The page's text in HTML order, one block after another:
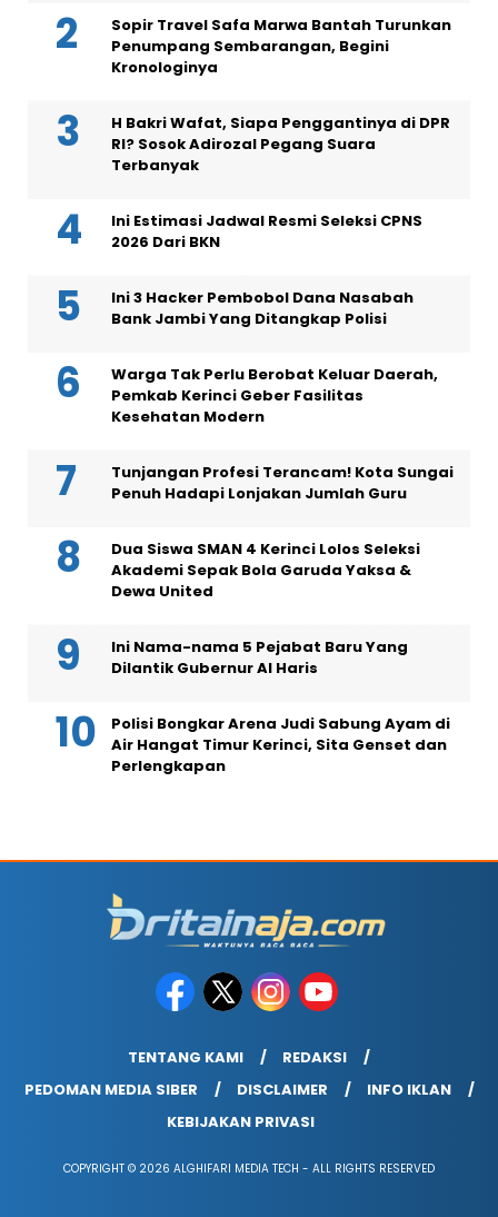
Sopir Travel Safa Marwa Bantah Turunkan
Penumpang Sembarangan, Begini
Kronologinya
H Bakri Wafat, Siapa Penggantinya di DPR
RI? Sosok Adirozal Pegang Suara
Terbanyak
Ini Estimasi Jadwal Resmi Seleksi CPNS
2026 Dari BKN
Ini 3 Hacker Pembobol Dana Nasabah
Bank Jambi Yang Ditangkap Polisi
Warga Tak Perlu Berobat Keluar Daerah,
Pemkab Kerinci Geber Fasilitas
Kesehatan Modern
Tunjangan Profesi Terancam! Kota Sungai
Penuh Hadapi Lonjakan Jumlah Guru
Dua Siswa SMAN 4 Kerinci Lolos Seleksi
Akademi Sepak Bola Garuda Yaksa &
Dewa United
Ini Nama-nama 5 Pejabat Baru Yang
Dilantik Gubernur Al Haris
Polisi Bongkar Arena Judi Sabung Ayam di
Air Hangat Timur Kerinci, Sita Genset dan
Perlengkapan
TENTANG KAMI
REDAKSI
PEDOMAN MEDIA SIBER
DISCLAIMER
INFO IKLAN
KEBIJAKAN PRIVASI
COPYRIGHT © 2026 ALGHIFARI MEDIA TECH - ALL RIGHTS RESERVED